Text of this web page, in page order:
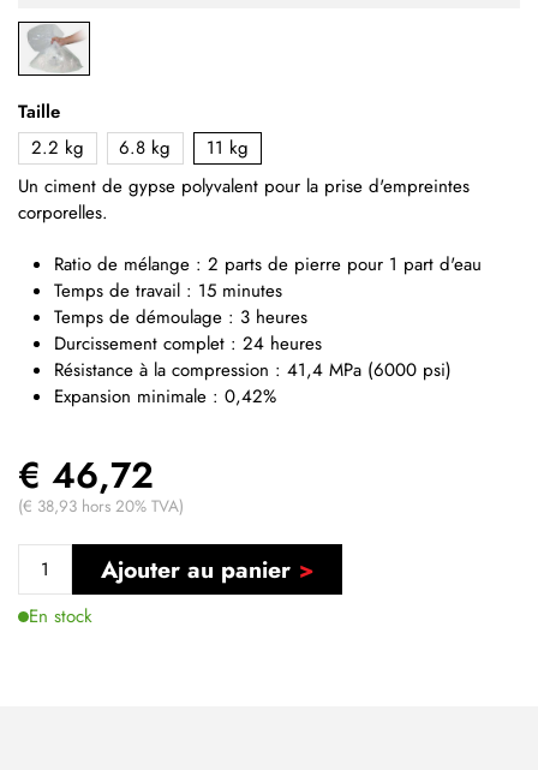
Taille
2.2 kg
6.8 kg
11 kg
Un ciment de gypse polyvalent pour la prise d'empreintes
corporelles.
Ratio de mélange : 2 parts de pierre pour 1 part d'eau
Temps de travail : 15 minutes
Temps de démoulage : 3 heures
Durcissement complet : 24 heures
Résistance à la compression : 41,4 MPa (6000 psi)
Expansion minimale : 0,42%
€ 46,72
(€ 38,93 hors 20% TVA)
Ajouter au panier
En stock